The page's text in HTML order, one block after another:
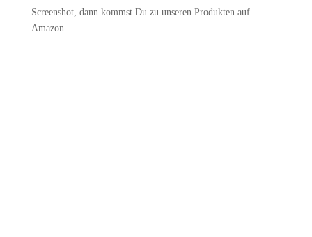
Screenshot, dann kommst Du zu unseren Produkten auf
Amazon.